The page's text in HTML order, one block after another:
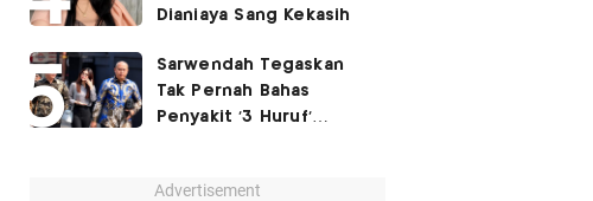
Dianiaya Sang Kekasih
Sarwendah Tegaskan
Tak Pernah Bahas
Penyakit '3 Huruf'
Advertisement